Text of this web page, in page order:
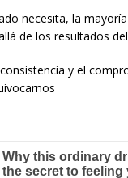
necesita, la
de los resultados
y el